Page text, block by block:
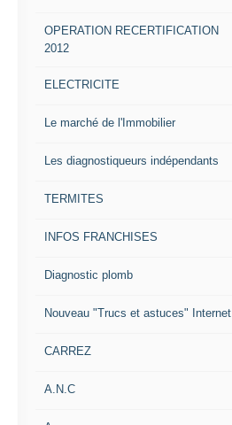
OPERATION RECERTIFICATION
2012
ELECTRICITE
Le marché de l'Immobilier
Les diagnostiqueurs indépendants
TERMITES
INFOS FRANCHISES
Diagnostic plomb
Nouveau "Trucs et astuces" Internet
CARREZ
A.N.C